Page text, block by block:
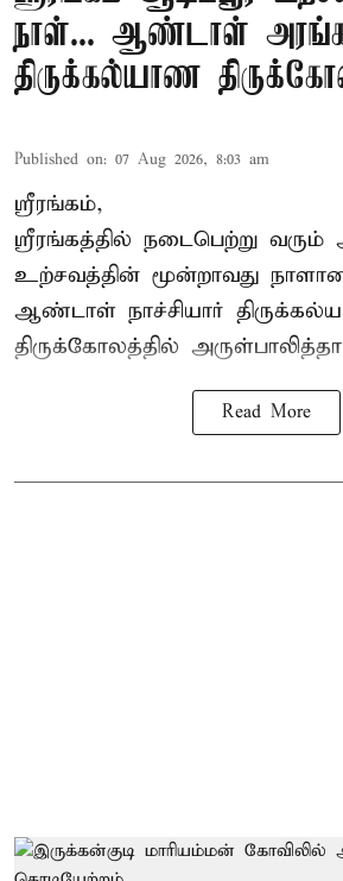
நாள்... ஆண்டாள்
திருக்கல்யாண
Published on: 07 Aug 2026, 8:03 am
ஸ்ரீரங்கம்,
ஸ்ரீரங்கத்தில் நடைபெற்று வரும்
உற்சவத்தின் மூன்றாவது
ஆண்டாள் நாச்சியார்
திருக்கோலத்தில்
Read More